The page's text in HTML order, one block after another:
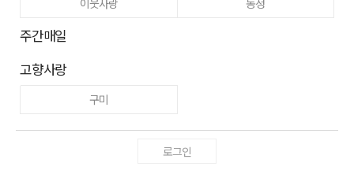
주간매일
고향사랑
구미
로그인